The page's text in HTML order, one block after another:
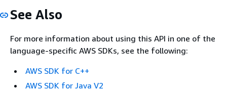
See Also
For more information about using this API in one of the
language-specific AWS SDKs, see the following:
AWS SDK for C++
AWS SDK for Java V2